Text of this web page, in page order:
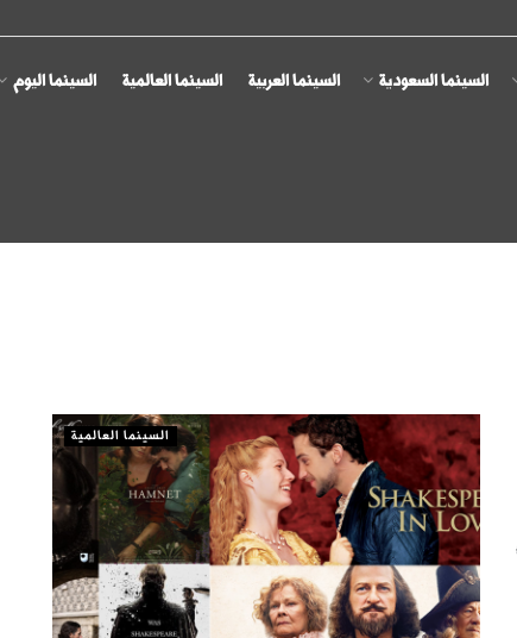
السينما السعودية السينما العربية السينما العالمية السينما اليوم
السينما العالمية